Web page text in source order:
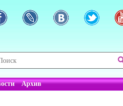
Архив